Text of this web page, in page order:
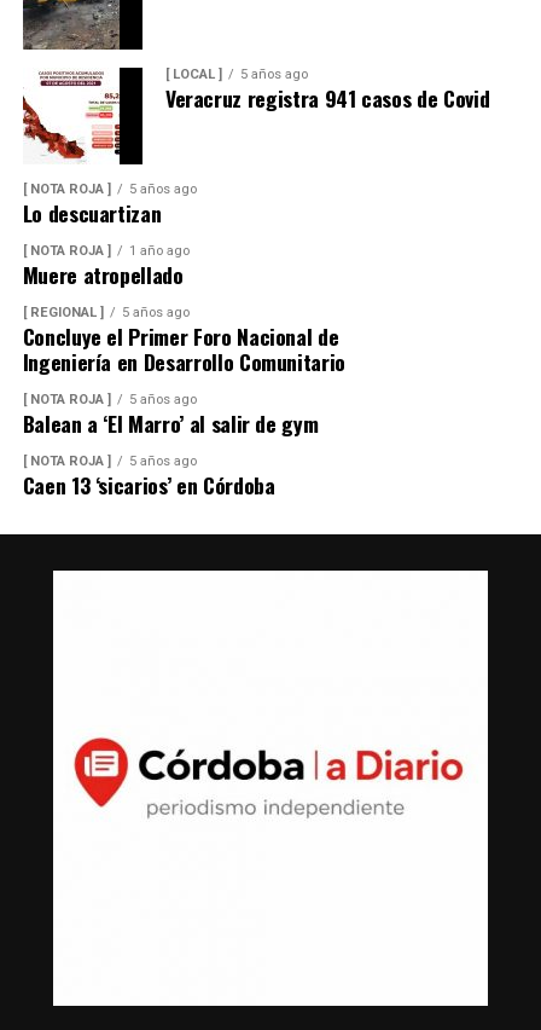
[ LOCAL ] 5 años ago
Veracruz registra 941 casos de Covid
[ NOTA ROJA ] 5 años ago
Lo descuartizan
[ NOTA ROJA ] 1 año ago
Muere atropellado
[ REGIONAL ] 5 años ago
Concluye el Primer Foro Nacional de
Ingeniería en Desarrollo Comunitario
[ NOTA ROJA ] 5 años ago
Balean a ‘El Marro’ al salir de gym
[ NOTA ROJA ] 5 años ago
Caen 13 ‘sicarios’ en Córdoba